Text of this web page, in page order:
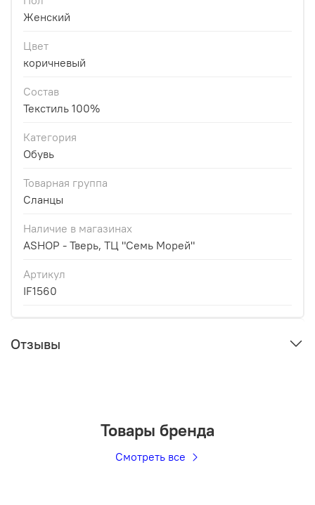
Женский
Цвет
коричневый
Состав
Текстиль 100%
Категория
Обувь
Товарная группа
Сланцы
Наличие в магазинах
ASHOP - Тверь, ТЦ "Семь Морей"
Артикул
IF1560
Отзывы
Товары бренда
Смотреть все